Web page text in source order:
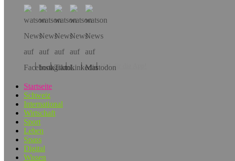
Hol dir die App!
Startseite
Schweiz
International
Wirtschaft
Sport
Leben
Spass
Digital
Wissen